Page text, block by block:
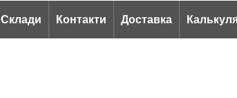
Склади Контакти Доставка